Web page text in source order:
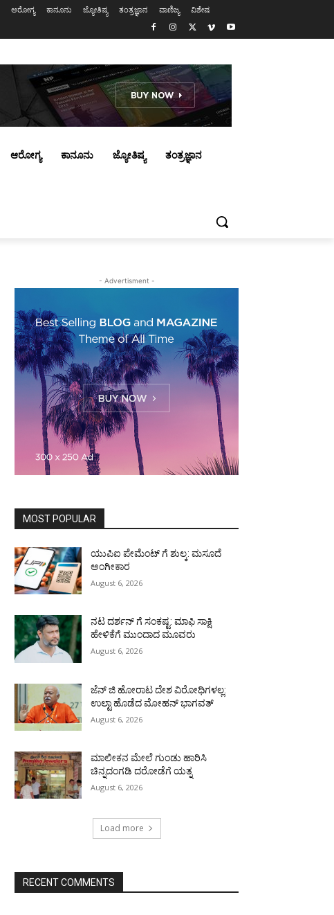
ಆರೋಗ್ಯ ಕಾನೂನು ಜ್ಯೋತಿಷ್ಯ ತಂತ್ರಜ್ಞಾನ ವಾಣಿಜ್ಯ ವಿಶೇಷ
ಆರೋಗ್ಯ ಕಾನೂನು ಜ್ಯೋತಿಷ್ಯ ತಂತ್ರಜ್ಞಾನ
- Advertisment -
MOST POPULAR
ಯುಪಿಐ ಪೇಮೆಂಟ್ ಗೆ ಶುಲ್ಕ: ಮಸೂದೆ
ಅಂಗೀಕಾರ
August 6, 2026
ನಟ ದರ್ಶನ್ ಗೆ ಸಂಕಷ್ಟ: ಮಾಫಿ ಸಾಕ್ಷಿ
ಹೇಳಿಕೆಗೆ ಮುಂದಾದ ಮೂವರು
August 6, 2026
ಜೆನ್ ಜಿ ಹೋರಾಟ ದೇಶ ವಿರೋಧಿಗಳಲ್ಲ:
ಉಲ್ಟಾ ಹೊಡೆದ ಮೋಹನ್ ಭಾಗವತ್
August 6, 2026
ಮಾಲೀಕನ ಮೇಲೆ ಗುಂಡು ಹಾರಿಸಿ
ಚಿನ್ನದಂಗಡಿ ದರೋಡೆಗೆ ಯತ್ನ
August 6, 2026
Load more
RECENT COMMENTS